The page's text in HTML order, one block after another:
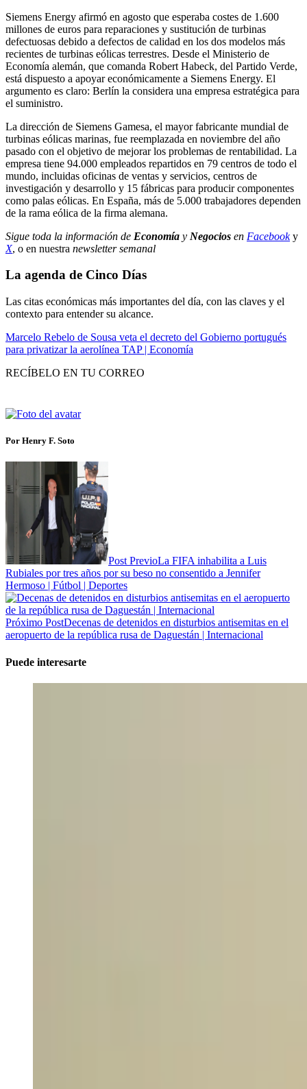
Siemens Energy afirmó en agosto que esperaba costes de 1.600
millones de euros para reparaciones y sustitución de turbinas
defectuosas debido a defectos de calidad en los dos modelos más
recientes de turbinas eólicas terrestres. Desde el Ministerio de
Economía alemán, que comanda Robert Habeck, del Partido Verde,
está dispuesto a apoyar económicamente a Siemens Energy. El
argumento es claro: Berlín la considera una empresa estratégica para
el suministro.
La dirección de Siemens Gamesa, el mayor fabricante mundial de
turbinas eólicas marinas, fue reemplazada en noviembre del año
pasado con el objetivo de mejorar los problemas de rentabilidad. La
empresa tiene 94.000 empleados repartidos en 79 centros de todo el
mundo, incluidas oficinas de ventas y servicios, centros de
investigación y desarrollo y 15 fábricas para producir componentes
como palas eólicas. En España, más de 5.000 trabajadores dependen
de la rama eólica de la firma alemana.
Sigue toda la información de Economía y Negocios en Facebooky
X, o en nuestra newsletter semanal
La agenda de Cinco Días
Las citas económicas más importantes del día, con las claves y el
contexto para entender su alcance.
Marcelo Rebelo de Sousa veta el decreto del Gobierno portugués
para privatizar la aerolínea TAP | Economía
RECÍBELO EN TU CORREO
Por Henry F. Soto
Post PrevioLa FIFA inhabilita a Luis
Rubiales por tres años por su beso no consentido a Jennifer
Hermoso | Fútbol | Deportes
Próximo PostDecenas de detenidos en disturbios antisemitas en el
aeropuerto de la república rusa de Daguestán | Internacional
Puede interesarte